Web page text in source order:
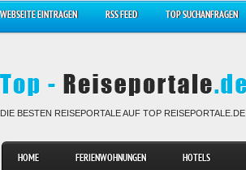
WEBSEITE EINTRAGEN RSS FEED TOP SUCHANFRAGEN
DIE BESTEN REISEPORTALE AUF TOP REISEPORTALE.DE
HOME FERIENWOHNUNGEN HOTELS